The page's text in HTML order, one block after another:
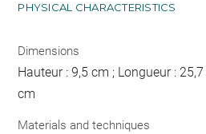
PHYSICAL CHARACTERISTICS
Dimensions
Hauteur : 9,5 cm ; Longueur :
cm
Materials and techniques